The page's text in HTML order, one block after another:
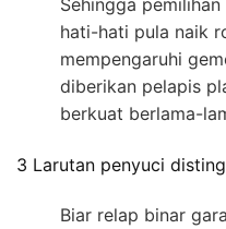
Sehingga
hati-hati pula naik
mempengaruhi
diberikan pelapis
berkuat berlama-
3 Larutan penyuci
Biar relap binar